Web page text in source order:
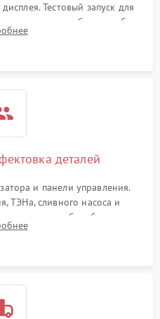
Тестовый запуск для
протечек или сбоев в работе
управления.
деталей
и панели управления.
ТЭНа, сливного насоса и
подшипников барабана и
люка на разрывы.